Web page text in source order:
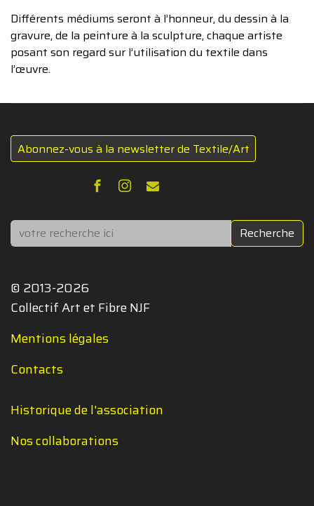
Différents médiums seront à l’honneur, du dessin à la
gravure, de la peinture à la sculpture, chaque artiste
posant son regard sur l’utilisation du textile dans
l’œuvre.
Abonnez-vous à la newsletter de Textile/Art
Rechercher Recherche
© 2013-2026
Collectif Art et Fibre NJF
Mentions légales
Contacts
Historique de l'association
Nos collaborations